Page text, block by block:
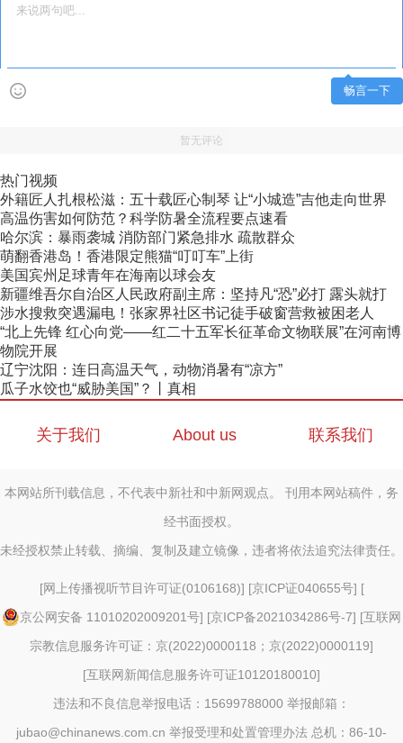
畅言一下
暂无评论
热门视频
外籍匠人扎根松滋：五十载匠心制琴 让“小城造”吉他走向世界
高温伤害如何防范？科学防暑全流程要点速看
哈尔滨：暴雨袭城 消防部门紧急排水 疏散群众
萌翻香港岛！香港限定熊猫“叮叮车”上街
美国宾州足球青年在海南以球会友
新疆维吾尔自治区人民政府副主席：坚持凡“恐”必打 露头就打
涉水搜救突遇漏电！张家界社区书记徒手破窗营救被困老人
“北上先锋 红心向党——红二十五军长征革命文物联展”在河南博
物院开展
辽宁沈阳：连日高温天气，动物消暑有“凉方”
瓜子水饺也“威胁美国”？丨真相
关于我们 About us 联系我们
本网站所刊载信息，不代表中新社和中新网观点。 刊用本网站稿件，务
经书面授权。
未经授权禁止转载、摘编、复制及建立镜像，违者将依法追究法律责任。
[网上传播视听节目许可证(0106168)] [京ICP证040655号] [
京公网安备 11010202009201号] [京ICP备2021034286号-7] [互联网
宗教信息服务许可证：京(2022)0000118；京(2022)0000119]
[互联网新闻信息服务许可证10120180010]
违法和不良信息举报电话：15699788000 举报邮箱：
jubao@chinanews.com.cn 举报受理和处置管理办法 总机：86-10-